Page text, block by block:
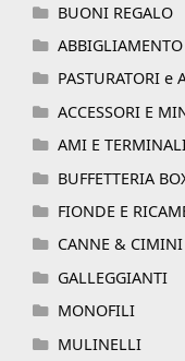
BUONI REGALO
ABBIGLIAMENTO
PASTURATORI e
ACCESSORI E
AMI E
BUFFETTERIA
FIONDE E
CANNE & CIMINI
GALLEGGIANTI
MONOFILI
MULINELLI